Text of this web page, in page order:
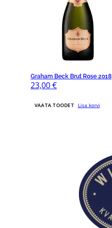
Graham Beck Brut Rose 2018
23,00€
VAATA TOODET Lisa korvi